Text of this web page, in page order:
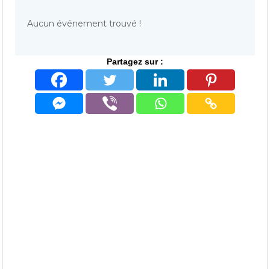
Aucun événement trouvé !
Partagez sur :